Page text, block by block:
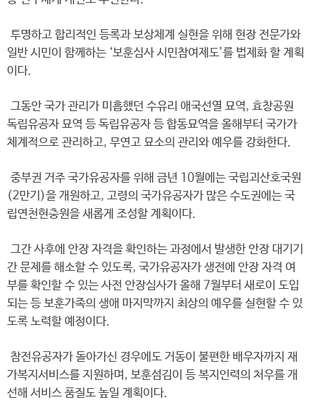
투명하고 합리적인 등록과 보상체계 실현을 위해 현장 전문가와
일반 시민이 함께하는 ‘보훈심사 시민참여제도’를 법제화 할 계획
이다.
그동안 국가 관리가 미흡했던 수유리 애국선열 묘역, 효창공원
독립유공자 묘역 등 독립유공자 등 합동묘역을 올해부터 국가가
체계적으로 관리하고, 무연고 묘소의 관리와 예우를 강화한다.
중부권 거주 국가유공자를 위해 금년 10월에는 국립괴산호국원
(2만기)을 개원하고, 고령의 국가유공자가 많은 수도권에는 국
립연천현충원을 새롭게 조성할 계획이다.
그간 사후에 안장 자격을 확인하는 과정에서 발생한 안장 대기기
간 문제를 해소할 수 있도록, 국가유공자가 생전에 안장 자격 여
부를 확인할 수 있는 사전 안장심사가 올해 7월부터 새로이 도입
되는 등 보훈가족의 생애 마지막까지 최상의 예우를 실현할 수 있
도록 노력할 예정이다.
참전유공자가 돌아가신 경우에도 거동이 불편한 배우자까지 재
가복지서비스를 지원하며, 보훈섬김이 등 복지인력의 처우를 개
선해 서비스 품질도 높일 계획이다.